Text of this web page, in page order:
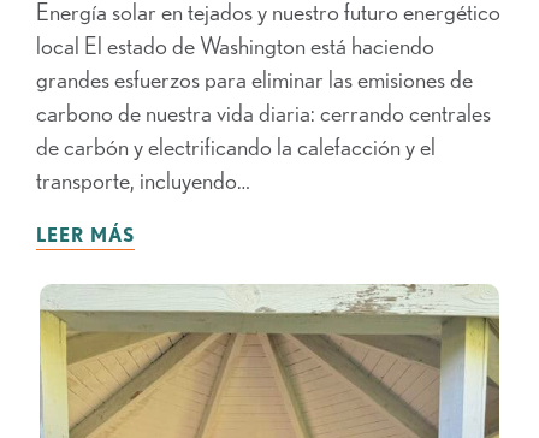
Energía solar en tejados y nuestro futuro energético
local El estado de Washington está haciendo
grandes esfuerzos para eliminar las emisiones de
carbono de nuestra vida diaria: cerrando centrales
de carbón y electrificando la calefacción y el
transporte, incluyendo…
LEER MÁS